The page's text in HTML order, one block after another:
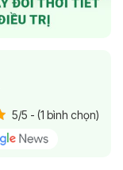
5/5 - (1 bình chọn)